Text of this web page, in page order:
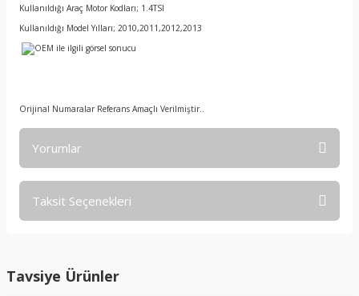
Kullanıldığı Araç Motor Kodları; 1.4TSI
Kullanıldığı Model Yılları; 2010,2011,2012,2013
Orijinal Numaralar Referans Amaçlı Verilmiştir..
Yorumlar
Taksit Seçenekleri
Tavsiye Ürünler